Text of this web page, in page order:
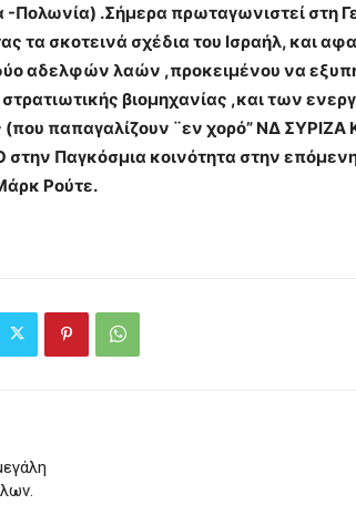
-Πολωνία) .Σήμερα πρωταγωνιστεί στη
τα σκοτεινά σχέδια του Ισραήλ, και
αδελφών λαών ,προκειμένου να
βιομηχανίας ,και των
(που παπαγαλίζουν ¨εν χορό” ΝΔ
Παγκόσμια κοινότητα στην
Ρούτε.